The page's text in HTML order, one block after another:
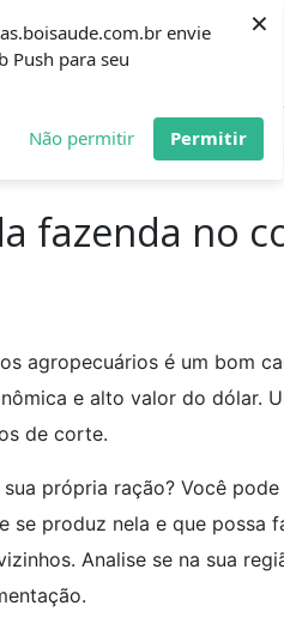
envie
Push para seu
Não permitir Permitir
×
da fazenda no confinamento de
fazenda no
agropecuários é um bom
e alto valor do dólar.
de corte.
própria ração? Você
se produz nela e que
Analise se na sua